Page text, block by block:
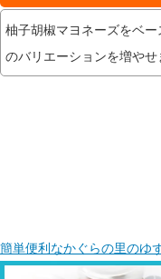
柚子胡椒マヨネーズをベ
のバリエーションを増やせ
簡単便利なかぐらの里のゆ